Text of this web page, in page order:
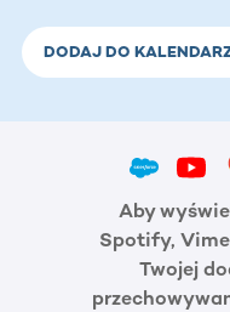
DODAJ DO
Aby
Spotify,
Twojej